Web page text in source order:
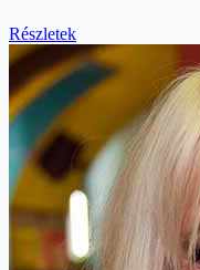
Részletek